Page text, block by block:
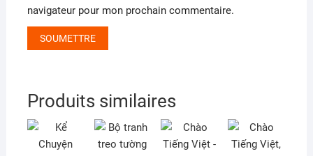
navigateur pour mon prochain commentaire.
Produits similaires